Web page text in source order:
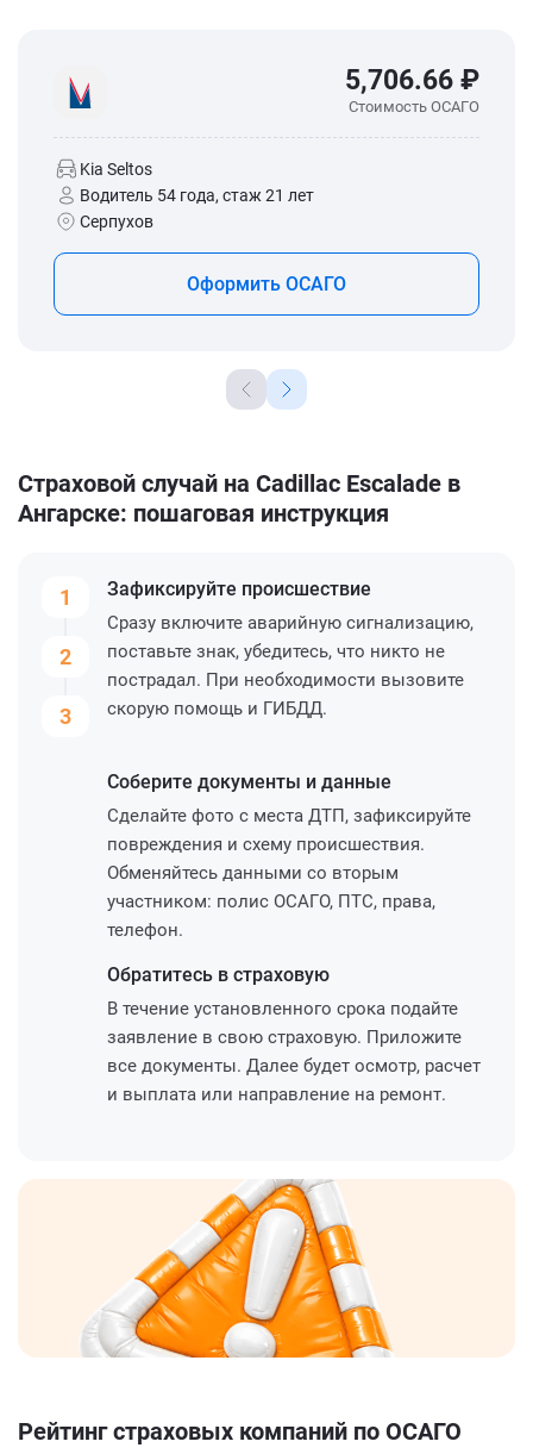
5,706.66 ₽
Стоимость ОСАГО
Kia Seltos
Водитель 54 года, стаж 21 лет
Серпухов
Оформить ОСАГО
Страховой случай на Cadillac Escalade в
Ангарске: пошаговая инструкция
1
2
3
Зафиксируйте происшествие
Сразу включите аварийную сигнализацию,
поставьте знак, убедитесь, что никто не
пострадал. При необходимости вызовите
скорую помощь и ГИБДД.
Соберите документы и данные
Сделайте фото с места ДТП, зафиксируйте
повреждения и схему происшествия.
Обменяйтесь данными со вторым
участником: полис ОСАГО, ПТС, права,
телефон.
Обратитесь в страховую
В течение установленного срока подайте
заявление в свою страховую. Приложите
все документы. Далее будет осмотр, расчет
и выплата или направление на ремонт.
Рейтинг страховых компаний по ОСАГО